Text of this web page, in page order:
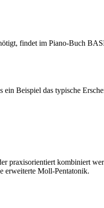
findet im Piano-Buch
ein Bei­spiel das typische
praxisorientiert kombiniert
erweiterte Moll-Pentatonik.